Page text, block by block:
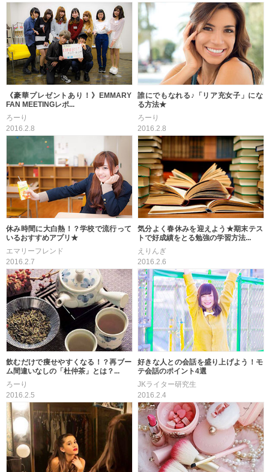
《豪華プレゼントあり！》EMMARY
FAN MEETINGレポ...
ろーり
2016.2.8
誰にでもなれる♪「リア充女子」にな
る方法★
ろーり
2016.2.8
休み時間に大白熱！？学校で流行って
いるおすすめアプリ★
エマリーフレンド
2016.2.7
気分よく春休みを迎えよう★期末テス
トで好成績をとる勉強の学習方法...
えりんぎ
2016.2.6
飲むだけで痩せやすくなる！？再ブー
ム間違いなしの「杜仲茶」とは？...
ろーり
2016.2.5
好きな人との会話を盛り上げよう！モ
テ会話のポイント4選
JKライター研究生
2016.2.4